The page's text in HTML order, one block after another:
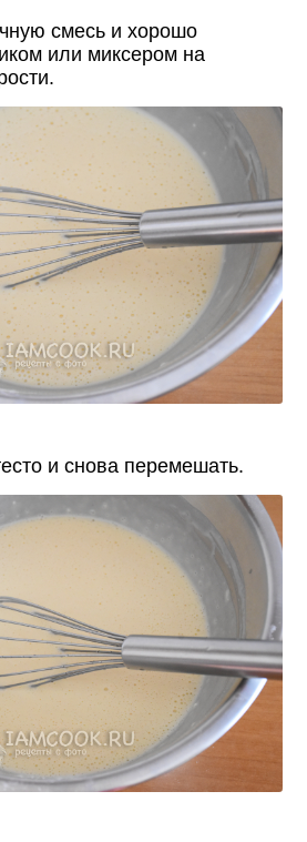
смесь и хорошо
или миксером на
и снова перемешать.